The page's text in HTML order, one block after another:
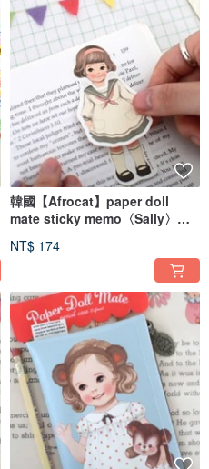
韓國【Afrocat】paper doll
mate sticky memo〈Sally〉便
NT$ 174